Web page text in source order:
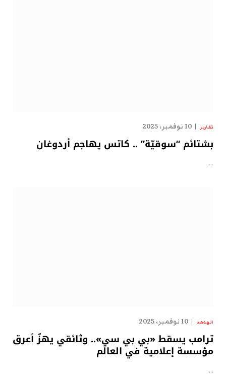
تقارير 10 نوفمبر، 2025
بشتائم “سوقيّة” .. كاتس يهاجم أردوغان
…
الهدهد 10 نوفمبر، 2025
ترامب يسقط «بي بي سي».. وثائقي يهزّ أعرق
مؤسسة إعلامية في العالم
…